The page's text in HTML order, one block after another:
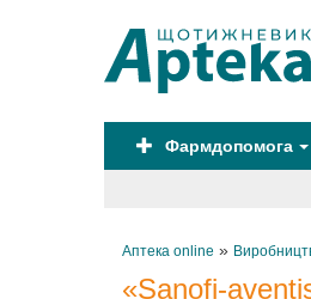
Фармдопомога
Аптека online »
«Sanofi-